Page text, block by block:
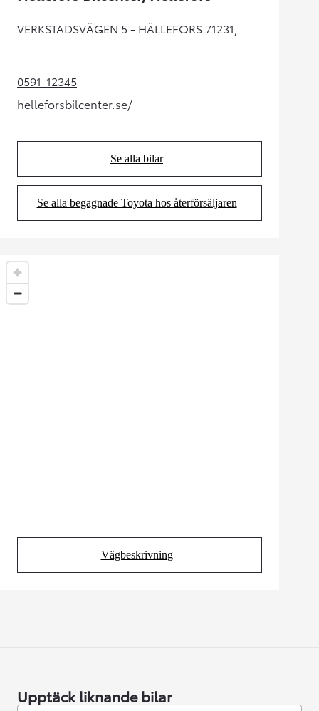
VERKSTADSVÄGEN 5 - HÄLLEFORS 71231,
0591-12345(Opens in new tab)
helleforsbilcenter.se/
(Opens in new tab)
Se alla bilar
(Opens in new tab)
Se alla begagnade Toyota hos återförsäljaren
(Opens in new tab)
Vägbeskrivning
(Opens in new tab)
Upptäck liknande bilar